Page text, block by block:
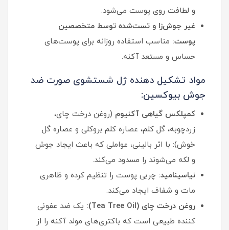
و لطافت روی پوست می‌شود.
غیر جوش‌زا و تست‌شده توسط متخصصین
پوست: مناسب استفاده روزانه برای پوست‌های
حساس و مستعد آکنه.
مواد تشکیل دهنده ژل شستشوی صورت ضد
جوش بیوکسین:
کمپلکس گیاهی آکنیوم (روغن درخت چای،
زردچوبه، گل کلم، عصاره کلم بروکلی و عصاره گل
خوش): با اثر بالینی، عواملی که باعث ایجاد جوش
و لکه می‌شوند را مسدود می‌کند.
نیاسینامید: چربی پوست را تنظیم کرده و ظاهری
مات و شفاف ایجاد می‌کند.
روغن درخت چای (Tea Tree Oil):
یک ضد عفونی‌
کننده طبیعی است که باکتری‌های مولد آکنه را از